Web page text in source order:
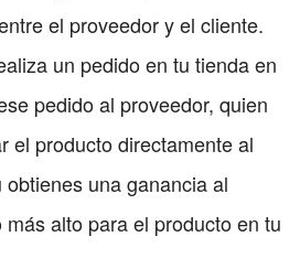
el proveedor y el cliente.
un pedido en tu tienda en
pedido al proveedor, quien
el producto directamente al
una ganancia al
alto para el producto en tu